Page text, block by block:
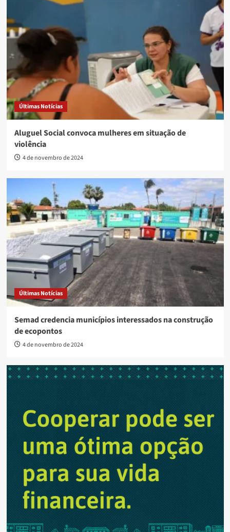
Últimas Notícias
Aluguel Social convoca mulheres em situação de
violência
4 de novembro de 2024
Últimas Notícias
Semad credencia municípios interessados na construção
de ecopontos
4 de novembro de 2024